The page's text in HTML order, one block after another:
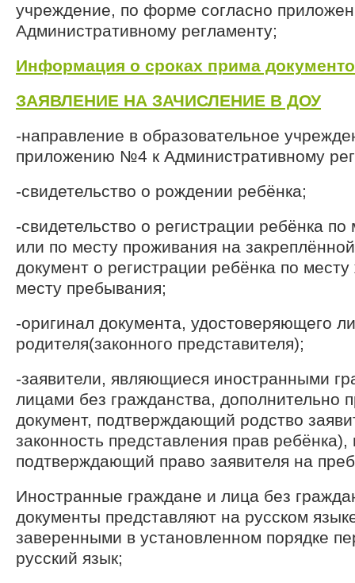
учреждение, по форме согласно
Административному регламенту;
Информация о сроках прима
ЗАЯВЛЕНИЕ НА ЗАЧИСЛЕНИЕ В ДОУ
-направление в образовательное
приложению №4 к Административному
-свидетельство о рождении ребёнка;
-свидетельство о регистрации ребёнка по
или по месту проживания на
документ о регистрации ребёнка по
месту пребывания;
-оригинал документа, удостоверяющего
родителя(законного представителя);
-заявители, являющиеся иностранными
лицами без гражданства, дополнительно
документ, подтверждающий родство
законность представления прав ребёнка),
подтверждающий право заявителя на
Иностранные граждане и лица без
документы представляют на русском
заверенными в установленном порядке
русский язык;